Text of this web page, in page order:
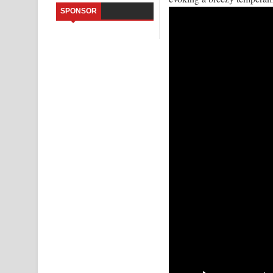
Kaalaya Song Lyrics - කාලය ගීතයේ පද පෙළ
SPONSOR